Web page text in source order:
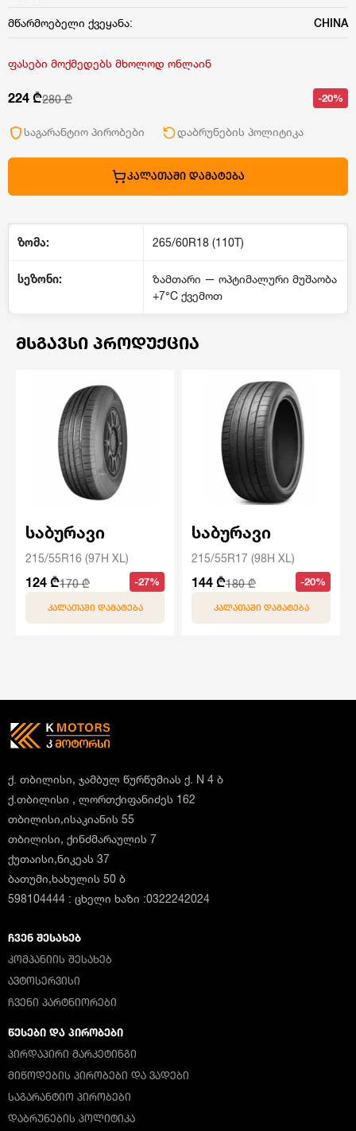
მწარმოებელი ქვეყანა: CHINA
ფასები მოქმედებს მხოლოდ ონლაინ
224 ₾280 ₾ -20%
საგარანტიო პირობები დაბრუნების პოლიტიკა
ᲙᲐᲚᲐᲗᲐᲨᲘ ᲓᲐᲛᲐᲢᲔᲑᲐ
ზომა: 265/60R18 (110T)
სეზონი:
ზამთარი — ოპტიმალური მუშაობა
+7°C ქვემოთ
ᲛᲡᲒᲐᲕᲡᲘ ᲞᲠᲝᲓᲣᲥᲪᲘᲐ
საბურავი
215/55R16 (97H XL)
124 ₾170 ₾ -27%
ᲙᲐᲚᲐᲗᲐᲨᲘ ᲓᲐᲛᲐᲢᲔᲑᲐ
საბურავი
215/55R17 (98H XL)
144 ₾180 ₾ -20%
ᲙᲐᲚᲐᲗᲐᲨᲘ ᲓᲐᲛᲐᲢᲔᲑᲐ
ქ. თბილისი, ჯამბულ წურწუმიას ქ. N 4 ბ
ქ.თბილისი , ლორთქიფანიძეს 162
თბილისი,ისაკიანის 55
თბილისი, ქინძმარაულის 7
ქუთაისი,ნიკეას 37
ბათუმი,ხახულის 50 ბ
598104444 : ცხელი ხაზი :0322242024
ᲩᲕᲔᲜ ᲨᲔᲡᲐᲮᲔᲑ
ᲙᲝᲛᲞᲐᲜᲘᲘᲡ ᲨᲔᲡᲐᲮᲔᲑ
ᲐᲕᲢᲝᲡᲔᲠᲕᲘᲡᲘ
ᲩᲕᲔᲜᲘ ᲞᲐᲠᲢᲜᲘᲝᲠᲔᲑᲘ
ᲬᲔᲡᲔᲑᲘ ᲓᲐ ᲞᲘᲠᲝᲑᲔᲑᲘ
ᲞᲘᲠᲓᲐᲞᲘᲠᲘ ᲛᲐᲠᲙᲔᲢᲘᲜᲒᲘ
ᲛᲘᲬᲝᲓᲔᲑᲘᲡ ᲞᲘᲠᲝᲑᲔᲑᲘ ᲓᲐ ᲕᲐᲓᲔᲑᲘ
ᲡᲐᲒᲐᲠᲐᲜᲢᲘᲝ ᲞᲘᲠᲝᲑᲔᲑᲘ
ᲓᲐᲑᲠᲣᲜᲔᲑᲘᲡ ᲞᲝᲚᲘᲢᲘᲙᲐ